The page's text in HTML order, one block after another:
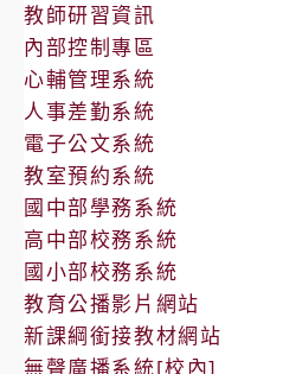
教師研習資訊
內部控制專區
心輔管理系統
人事差勤系統
電子公文系統
教室預約系統
國中部學務系統
高中部校務系統
國小部校務系統
教育公播影片網站
新課綱銜接教材網站
無聲廣播系統[校內]